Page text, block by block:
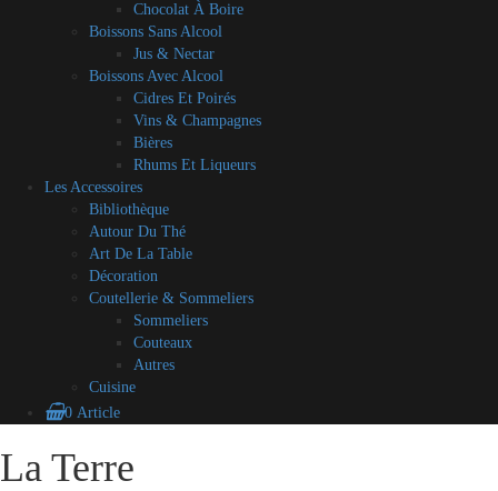
Chocolat À Boire
Boissons Sans Alcool
Jus & Nectar
Boissons Avec Alcool
Cidres Et Poirés
Vins & Champagnes
Bières
Rhums Et Liqueurs
Les Accessoires
Bibliothèque
Autour Du Thé
Art De La Table
Décoration
Coutellerie & Sommeliers
Sommeliers
Couteaux
Autres
Cuisine
0 Article
propos
compte
partenaires
Skip
to
La Terre